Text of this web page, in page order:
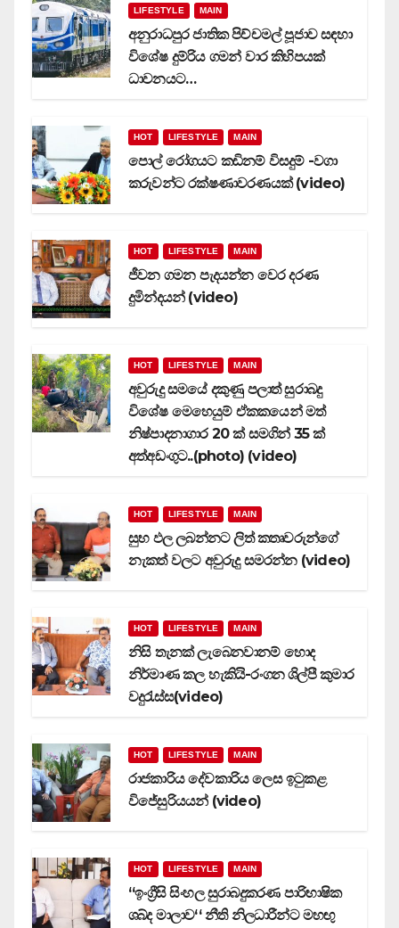
LIFESTYLE MAIN
අනුරාධපුර ජාතික පිච්චමල් පූජාව සඳහා
විශේෂ දුම්රිය ගමන් වාර කිහිපයක්
ධාවනයට…
HOT LIFESTYLE MAIN
පොල් රෝගයට කඩිනම් විසදුම් -වගා
කරුවන්ට රක්ෂණාවරණයක් (video)
HOT LIFESTYLE MAIN
ජීවන ගමන පැදයන්න වෙර දරණ
දුමින්දයන් (video)
HOT LIFESTYLE MAIN
අවුරුදු සමයේ දකුණු පලාත් සුරාබදු
විශේෂ මෙහෙයුම් ඒකකයෙන් මත්
නිෂ්පාදනාගාර 20 ක් සමගින් 35 ක්
අත්අඩංගුට..(photo) (video)
HOT LIFESTYLE MAIN
සුභ ඵල ලබන්නට ලිත් කතෘවරුන්ගේ
නැකත් වලට අවුරුදු සමරන්න (video)
HOT LIFESTYLE MAIN
නිසි තැනක් ලැබෙනවානම් හොද
නිර්මාණ කල හැකියි-රංගන ශිල්පී කුමාර
වදුරැස්ස(video)
HOT LIFESTYLE MAIN
රාජකාරිය දේවකාරිය ලෙස ඉටුකළ
විජේසුරියයන් (video)
HOT LIFESTYLE MAIN
‘‘ඉංග්‍රීසි සිංහල සුරාබදුකරණ පාරිභාෂික
ශබ්ද මාලාව‘‘ නීති නිලධාරීන්ට මහඟු